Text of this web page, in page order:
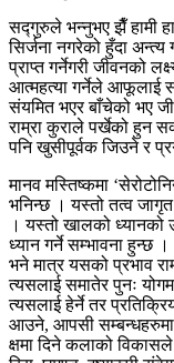
सद्गुरुले भन्नुभए झैँ हामी
सिर्जना नगरेको हुँदा अन्त्य
प्राप्त गर्नेगरी जीवनको
आत्महत्या गर्नेले आफूलाई
संयमित भएर बाँचेको भए
राम्रा कुराले पर्खेको हुन
पनि खुसीपूर्वक जिउने र
मानव मस्तिष्कमा
भनिन्छ । यस्तो तत्व जागृत
। यस्तो खालको ध्यानको
ध्यान गर्ने सम्भावना हुन्छ
भने मात्र यसको प्रभाव
त्यसलाई समातेर पुनः
त्यसलाई हेर्ने तर
आउने, आपसी सम्बन्धहरुमा
क्षमा दिने कलाको